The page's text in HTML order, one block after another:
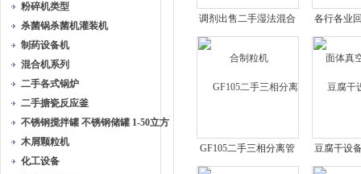
粉碎机类型
杀菌锅杀菌机灌装机
制药设备机
混合机系列
二手各式锅炉
二手搪瓷反应釜
不锈钢搅拌罐 不锈钢储罐 1-50立方
木屑颗粒机
化工设备
调剂出售二手湿法混合
制粒机
各行各业
体真空
GF105二手三相分离管
式分离机
豆腐干设
包